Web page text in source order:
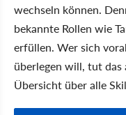
wechseln können.
bekannte Rollen wie
erfüllen. Wer sich
überlegen will, tut das
Übersicht über alle